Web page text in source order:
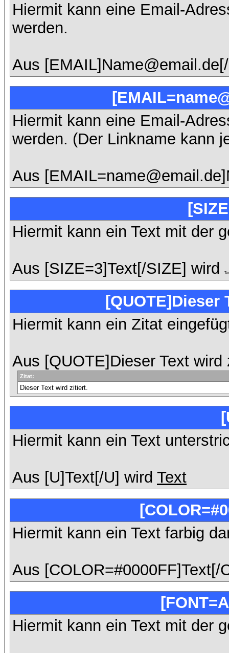
Hiermit kann eine Email-
werden.
Aus
Hiermit kann eine Email-
werden. (Der Linkname kann
Aus
Hiermit kann ein Text mit der
Aus [SIZE=3]Text[/SIZE] wird
Hiermit kann ein Zitat
Aus [QUOTE]Dieser Text
Zitat:
Dieser Text wird zitiert.
Hiermit kann ein Text
Aus [U]Text[/U] wird Text
Hiermit kann ein Text farbig
Aus [COLOR=#0000FF]Text[/
Hiermit kann ein Text mit der